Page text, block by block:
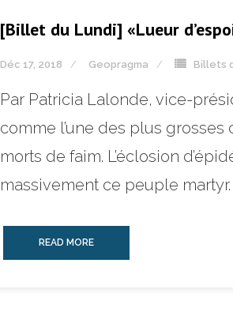
[Billet du Lundi] «Lueur
Déc 17, 2018 Geopragma Billets
Par Patricia Lalonde, vice-
comme l’une des plus
morts de faim. L’éclosion
massivement ce peuple martyr.
READ MORE